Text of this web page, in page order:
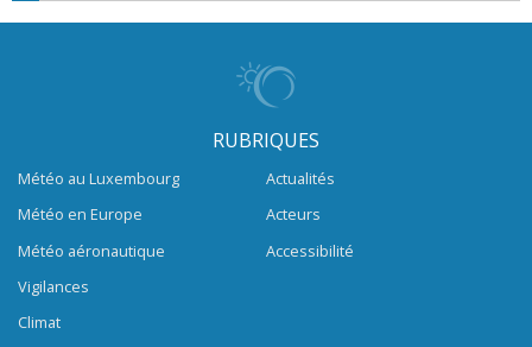
RUBRIQUES
Météo au Luxembourg
Météo en Europe
Météo aéronautique
Vigilances
Climat
Actualités
Acteurs
Accessibilité